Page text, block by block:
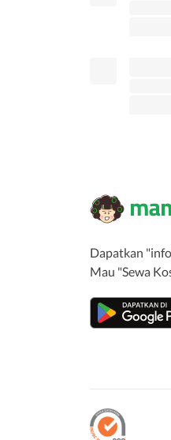
Dapatkan
Mau "Sewa